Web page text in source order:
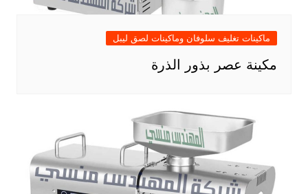
ماكينات تغليف سلوفان وماكينات لصق ليبل
مكينة عصر بذور الذرة